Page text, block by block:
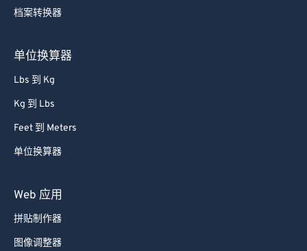
档案转换器
单位换算器
Lbs 到 Kg
Kg 到 Lbs
Feet 到 Meters
单位换算器
Web 应用
拼贴制作器
图像调整器